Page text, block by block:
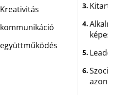
Kreativitás
kommunikáció
együttműködés